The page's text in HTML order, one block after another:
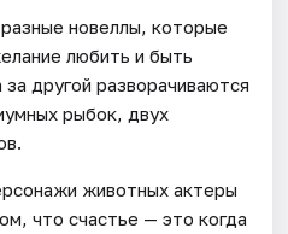
новеллы, которые
любить и быть
другой разворачиваются
рыбок, двух
животных актеры
что счастье — это когда